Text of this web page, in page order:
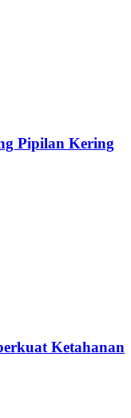
Pipilan Kering
Ketahanan